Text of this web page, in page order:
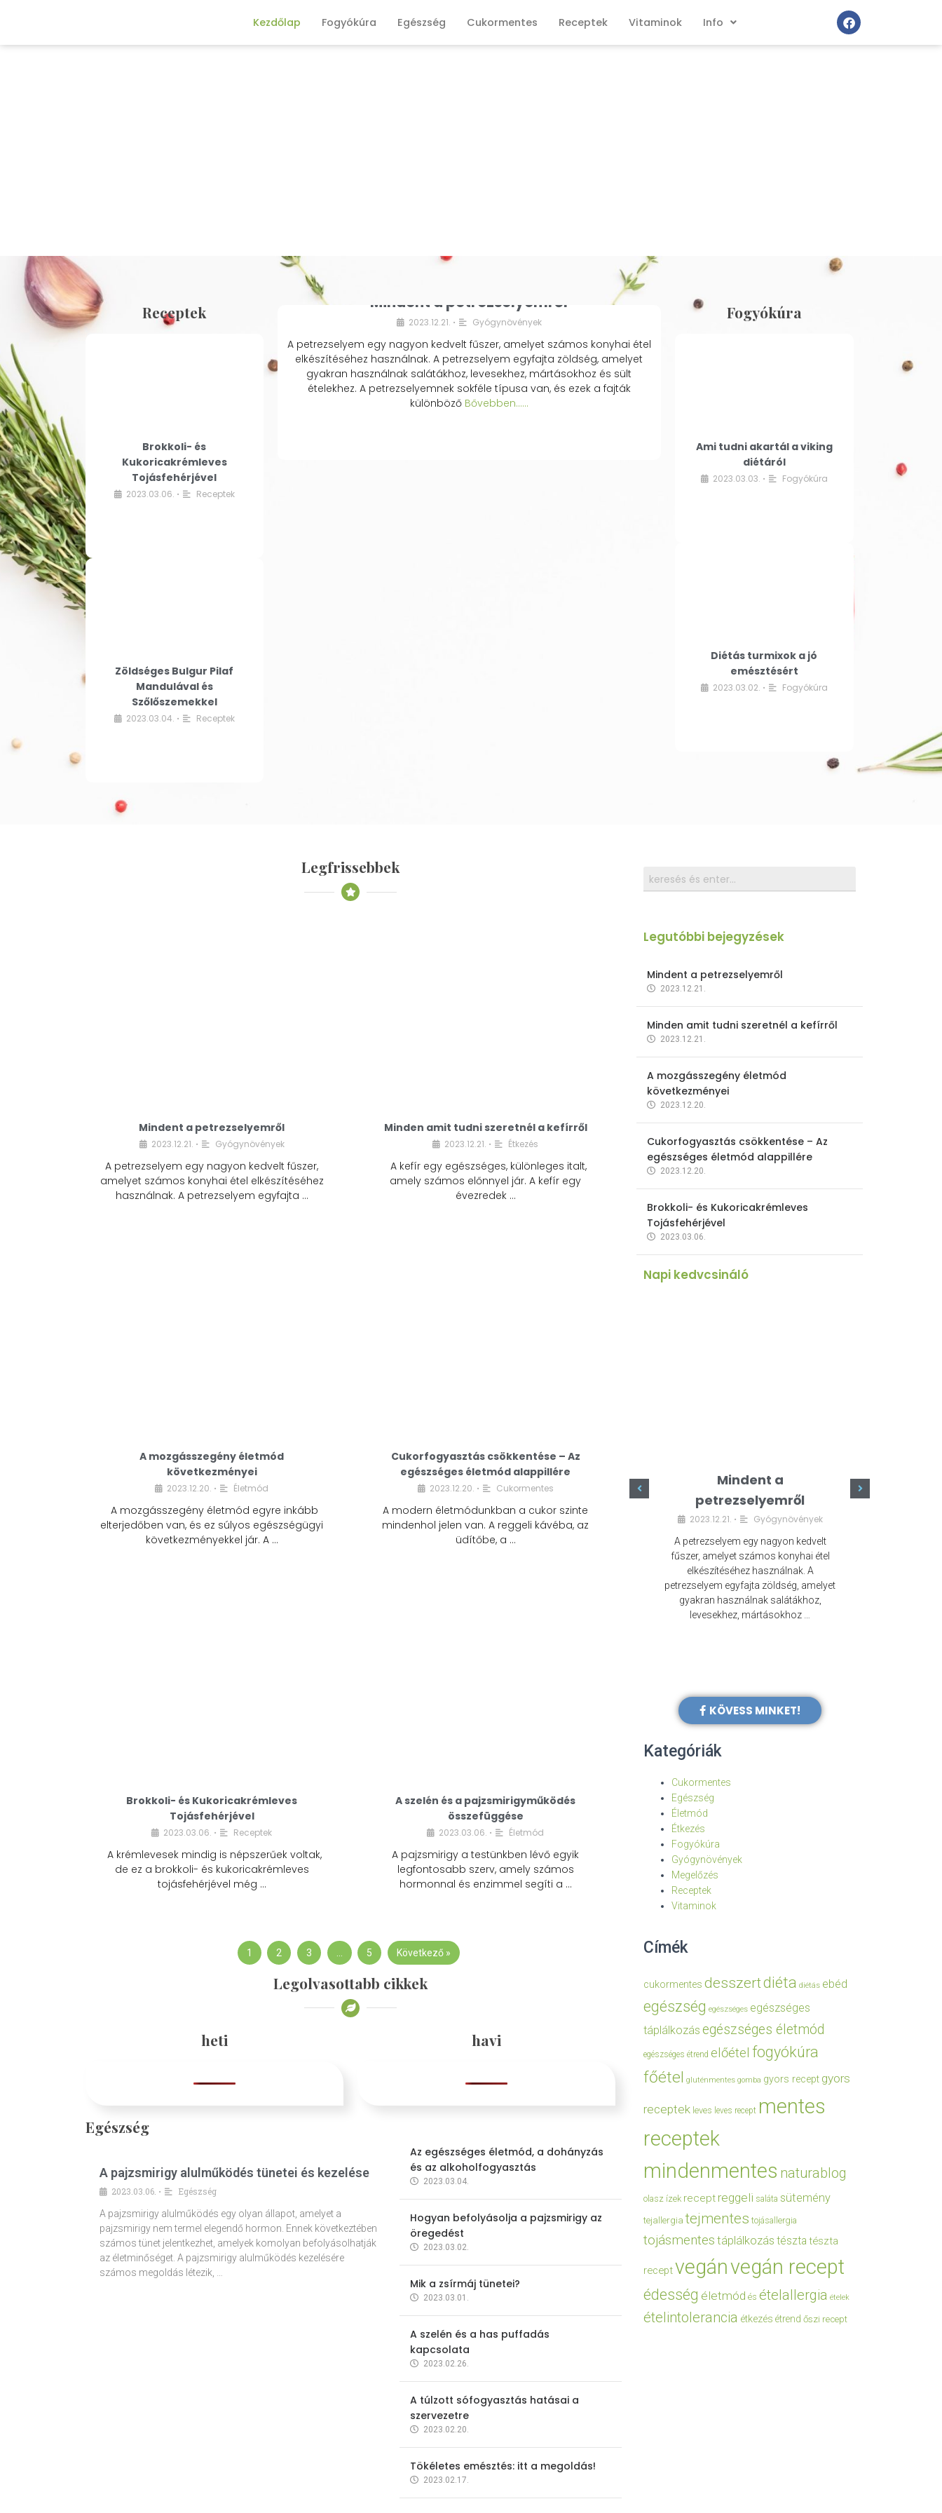
Kezdőlap Fogyókúra Egészség Cukormentes Receptek Vitaminok Info
Receptek
Brokkoli- és
Kukoricakrémleves
Tojásfehérjével
2023.03.06. • Receptek
Zöldséges Bulgur Pilaf
Mandulával és
Szőlőszemekkel
2023.03.04. • Receptek
Mindent a petrezselyemről
2023.12.21. • Gyógynövények
A petrezselyem egy nagyon kedvelt fűszer, amelyet számos konyhai étel
elkészítéséhez használnak. A petrezselyem egyfajta zöldség, amelyet
gyakran használnak salátákhoz, levesekhez, mártásokhoz és sült
ételekhez. A petrezselyemnek sokféle típusa van, és ezek a fajták
különbözőBővebben...…
Fogyókúra
Ami tudni akartál a viking
diétáról
2023.03.03. • Fogyókúra
Diétás turmixok a jó
emésztésért
2023.03.02. • Fogyókúra
Legfrissebbek
Mindent a petrezselyemről
2023.12.21. • Gyógynövények
A petrezselyem egy nagyon kedvelt fűszer,
amelyet számos konyhai étel elkészítéséhez
használnak. A petrezselyem egyfajta …
Minden amit tudni szeretnél a kefírről
2023.12.21. • Étkezés
A kefír egy egészséges, különleges italt,
amely számos előnnyel jár. A kefír egy
évezredek …
A mozgásszegény életmód
következményei
2023.12.20. • Életmód
A mozgásszegény életmód egyre inkább
elterjedőben van, és ez súlyos egészségügyi
következményekkel jár. A …
Cukorfogyasztás csökkentése – Az
egészséges életmód alappillére
2023.12.20. • Cukormentes
A modern életmódunkban a cukor szinte
mindenhol jelen van. A reggeli kávéba, az
üdítőbe, a …
Brokkoli- és Kukoricakrémleves
Tojásfehérjével
2023.03.06. • Receptek
A krémlevesek mindig is népszerűek voltak,
de ez a brokkoli- és kukoricakrémleves
tojásfehérjével még …
A szelén és a pajzsmirigyműködés
összefüggése
2023.03.06. • Életmód
A pajzsmirigy a testünkben lévő egyik
legfontosabb szerv, amely számos
hormonnal és enzimmel segíti a …
1 2 3 5 Következő »
Legolvasottabb cikkek
heti havi
Egészség
A pajzsmirigy alulműködés tünetei és kezelése
2023.03.06. •
Egészség
A pajzsmirigy alulműködés egy olyan állapot, amelyet a
pajzsmirigy nem termel elegendő hormon. Ennek következtében
számos tünet jelentkezhet, amelyek komolyan befolyásolhatják
az életminőséget. A pajzsmirigy alulműködés kezelésére
számos megoldás létezik, …
Az egészséges életmód, a dohányzás
és az alkoholfogyasztás
2023.03.04.
Hogyan befolyásolja a pajzsmirigy az
öregedést
2023.03.02.
Mik a zsírmáj tünetei?
2023.03.01.
A szelén és a has puffadás
kapcsolata
2023.02.26.
A túlzott sófogyasztás hatásai a
szervezetre
2023.02.20.
Tökéletes emésztés: itt a megoldás!
2023.02.17.
Legutóbbi bejegyzések
Mindent a petrezselyemről
2023.12.21.
Minden amit tudni szeretnél a kefírről
2023.12.21.
A mozgásszegény életmód
következményei
2023.12.20.
Cukorfogyasztás csökkentése – Az
egészséges életmód alappillére
2023.12.20.
Brokkoli- és Kukoricakrémleves
Tojásfehérjével
2023.03.06.
Napi kedvcsináló
Cukorfogyasztás
egészséges életmód
alappillére
Mindent a
petrezselyemről
2023.12.21. • Gyógynövények
A petrezselyem egy nagyon kedvelt
fűszer, amelyet számos konyhai étel
elkészítéséhez használnak. A
petrezselyem egyfajta zöldség, amelyet
gyakran használnak salátákhoz,
levesekhez, mártásokhoz …
KÖVESS MINKET!
Kategóriák
Cukormentes
Egészség
Életmód
Étkezés
Fogyókúra
Gyógynövények
Megelőzés
Receptek
Vitaminok
Címék
cukormentes desszertdiéta diétás ebéd
egészség egészséges egészséges
táplálkozás egészséges életmód
egészséges étrend előétel fogyókúra
főétel gluténmentes gomba gyors recept gyors
receptek leves leves recept mentes
receptek
mindenmentes naturablog
olasz ízek recept reggeli saláta sütemény
tejallergia tejmentes tojásallergia
tojásmentes táplálkozás tészta tészta
receptvegánvegán recept
édesség életmód és ételallergia ételek
ételintolerancia étkezés étrend őszi recept